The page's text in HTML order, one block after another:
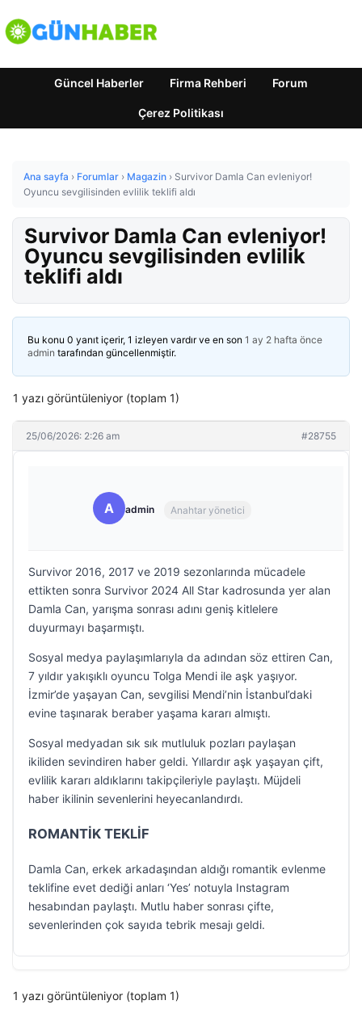
Güncel Haberler Firma Rehberi Forum
Çerez Politikası
Ana sayfa › Forumlar › Magazin › Survivor Damla Can evleniyor!
Oyuncu sevgilisinden evlilik teklifi aldı
Survivor Damla Can evleniyor!
Oyuncu sevgilisinden evlilik
teklifi aldı
Bu konu 0 yanıt içerir, 1 izleyen vardır ve en son 1 ay 2 hafta önce
admin tarafından güncellenmiştir.
1 yazı görüntüleniyor (toplam 1)
25/06/2026: 2:26 am #28755
A admin Anahtar yönetici
Survivor 2016, 2017 ve 2019 sezonlarında mücadele
ettikten sonra Survivor 2024 All Star kadrosunda yer alan
Damla Can, yarışma sonrası adını geniş kitlelere
duyurmayı başarmıştı.
Sosyal medya paylaşımlarıyla da adından söz ettiren Can,
7 yıldır yakışıklı oyuncu Tolga Mendi ile aşk yaşıyor.
İzmir’de yaşayan Can, sevgilisi Mendi’nin İstanbul’daki
evine taşınarak beraber yaşama kararı almıştı.
Sosyal medyadan sık sık mutluluk pozları paylaşan
ikiliden sevindiren haber geldi. Yıllardır aşk yaşayan çift,
evlilik kararı aldıklarını takipçileriyle paylaştı. Müjdeli
haber ikilinin sevenlerini heyecanlandırdı.
ROMANTİK TEKLİF
Damla Can, erkek arkadaşından aldığı romantik evlenme
teklifine evet dediği anları ‘Yes’ notuyla Instagram
hesabından paylaştı. Mutlu haber sonrası çifte,
sevenlerinden çok sayıda tebrik mesajı geldi.
1 yazı görüntüleniyor (toplam 1)